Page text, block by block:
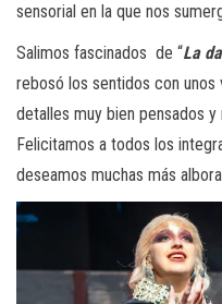
sensorial en la que nos
Salimos fascinados de “La
rebosó los sentidos con
detalles muy bien pensados
Felicitamos a todos los
deseamos muchas más